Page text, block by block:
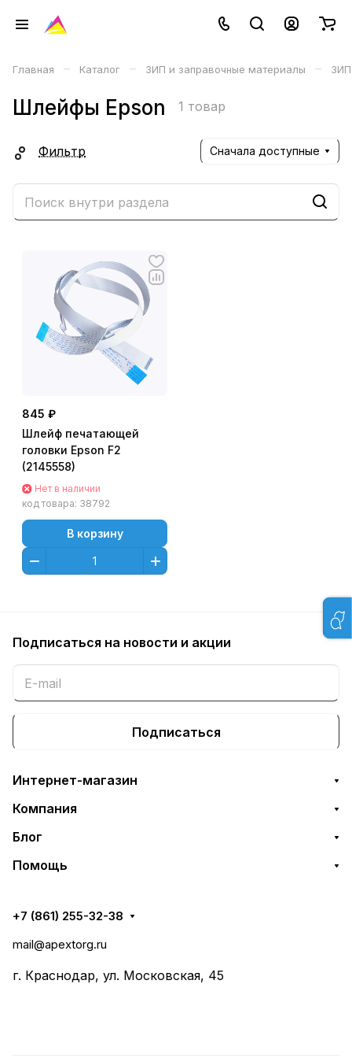
Главная – Каталог – ЗИП и заправочные материалы – ЗИП
Шлейфы Epson 1 товар
Фильтр Сначала доступные
845 ₽
Шлейф печатающей
головки Epson F2
(2145558)
Нет в наличии
код товара: 38792
В корзину
Подписаться на новости и акции
Подписаться
Интернет-магазин
Компания
Блог
Помощь
+7 (861) 255-32-38
mail@apextorg.ru
г. Краснодар, ул. Московская, 45